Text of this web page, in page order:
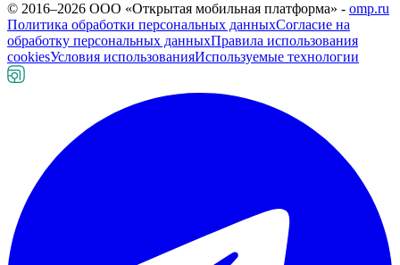
© 2016–2026 ООО «Открытая мобильная платформа» - omp.ru
Политика обработки персональных данныхСогласие на
обработку персональных данныхПравила использования
cookiesУсловия использованияИспользуемые технологии